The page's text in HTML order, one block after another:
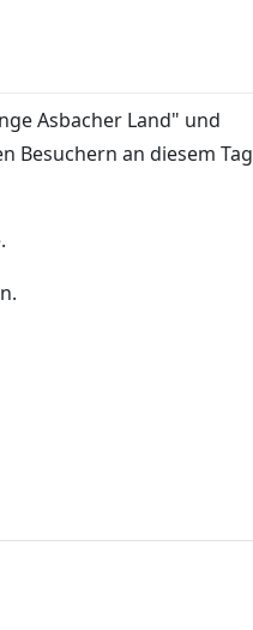
Asbacher Land" und
Besuchern an diesem Tag